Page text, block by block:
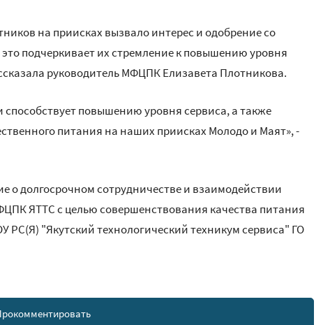
на приисках вызвало интерес и одобрение со
подчеркивает их стремление к повышению уровня
руководитель МФЦПК Елизавета Плотникова.
повышению уровня сервиса, а также
питания на наших приисках Молодо и Маят», -
долгосрочном сотрудничестве и взаимодействии
ЯТТС с целью совершенствования качества питания
РС(Я) "Якутский технологический техникум сервиса" ГО